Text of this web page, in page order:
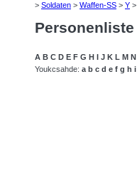
> Soldaten > Waffen-SS > Y >
Personenliste
A B C D E F G H I J K L M N
Youkcsahde: a b c d e f g h i